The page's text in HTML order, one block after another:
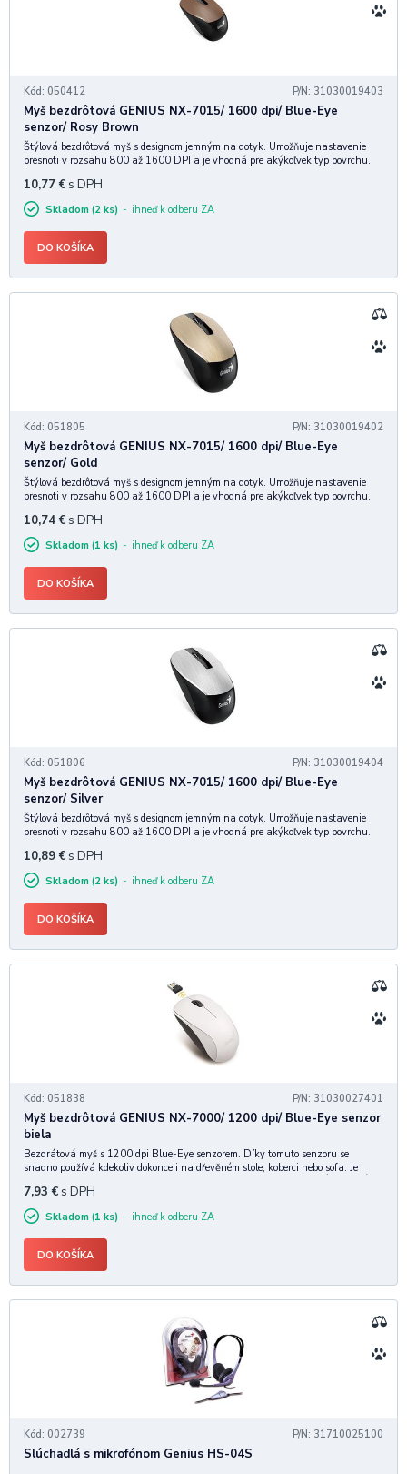
Kód: 050412 P/N: 31030019403
Myš bezdrôtová GENIUS NX-7015/ 1600 dpi/ Blue-Eye
senzor/ Rosy Brown
Štýlová bezdrôtová myš s designom jemným na dotyk. Umožňuje nastavenie
presnoti v rozsahu 800 až 1600 DPI a je vhodná pre akýkoľvek typ povrchu.
Senzor: Blue eye Hmotnosť:
10,77 € s DPH
Skladom (2 ks) ihneď k odberu ZA
DO KOŠÍKA
Kód: 051805 P/N: 31030019402
Myš bezdrôtová GENIUS NX-7015/ 1600 dpi/ Blue-Eye
senzor/ Gold
Štýlová bezdrôtová myš s designom jemným na dotyk. Umožňuje nastavenie
presnoti v rozsahu 800 až 1600 DPI a je vhodná pre akýkoľvek typ povrchu.
Senzor: Blue eye Hmotnosť:
10,74 € s DPH
Skladom (1 ks) ihneď k odberu ZA
DO KOŠÍKA
Kód: 051806 P/N: 31030019404
Myš bezdrôtová GENIUS NX-7015/ 1600 dpi/ Blue-Eye
senzor/ Silver
Štýlová bezdrôtová myš s designom jemným na dotyk. Umožňuje nastavenie
presnoti v rozsahu 800 až 1600 DPI a je vhodná pre akýkoľvek typ povrchu.
Senzor: Blue eye Hmotnosť:
10,89 € s DPH
Skladom (2 ks) ihneď k odberu ZA
DO KOŠÍKA
Kód: 051838 P/N: 31030027401
Myš bezdrôtová GENIUS NX-7000/ 1200 dpi/ Blue-Eye senzor
biela
Bezdrátová myš s 1200 dpi Blue-Eye senzorem. Díky tomuto senzoru se
snadno používá kdekoliv dokonce i na dřevěném stole, koberci nebo sofa. Je
SPECIFIKACE Citlivost snímače: 1
7,93 € s DPH
Skladom (1 ks) ihneď k odberu ZA
DO KOŠÍKA
Kód: 002739 P/N: 31710025100
Slúchadlá s mikrofónom Genius HS-04S